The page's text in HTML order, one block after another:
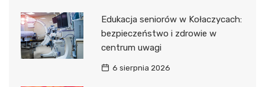
Edukacja seniorów w Kołaczycach:
bezpieczeństwo i zdrowie w
centrum uwagi
6 sierpnia 2026